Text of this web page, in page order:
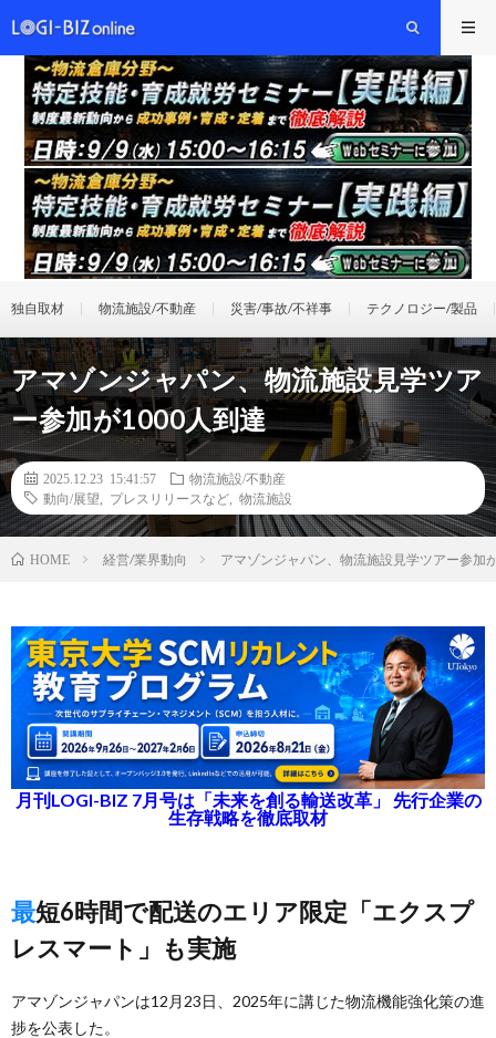
独自取材 物流施設/不動産 災害/事故/不祥事 テクノロジー/製品
アマゾンジャパン、物流施設見学ツア
ー参加が1000人到達
2025.12.23 15:41:57
物流施設/不動産
動向/展望
プレスリリースなど 物流施設
HOME 経営/業界動向 アマゾンジャパン、物流施設見学ツアー参加
月刊LOGI-BIZ 7月号は「未来を創る輸送改革」 先行企業の
生存戦略を徹底取材
最短6時間で配送のエリア限定「エクスプ
レスマート」も実施
アマゾンジャパンは12月23日、2025年に講じた物流機能強化策の進
捗を公表した。